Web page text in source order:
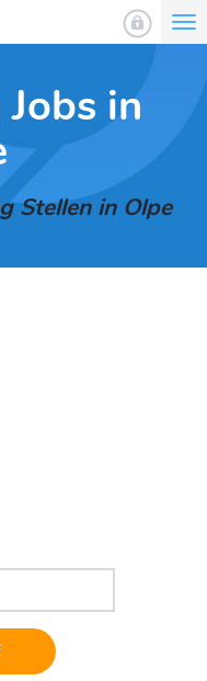
in
Stellen in Olpe